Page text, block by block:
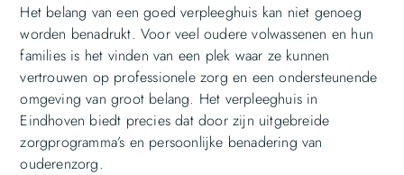
Het belang van een goed verpleeghuis kan niet genoeg
worden benadrukt. Voor veel oudere volwassenen en hun
families is het vinden van een plek waar ze kunnen
vertrouwen op professionele zorg en een ondersteunende
omgeving van groot belang. Het verpleeghuis in
Eindhoven biedt precies dat door zijn uitgebreide
zorgprogramma’s en persoonlijke benadering van
ouderenzorg.